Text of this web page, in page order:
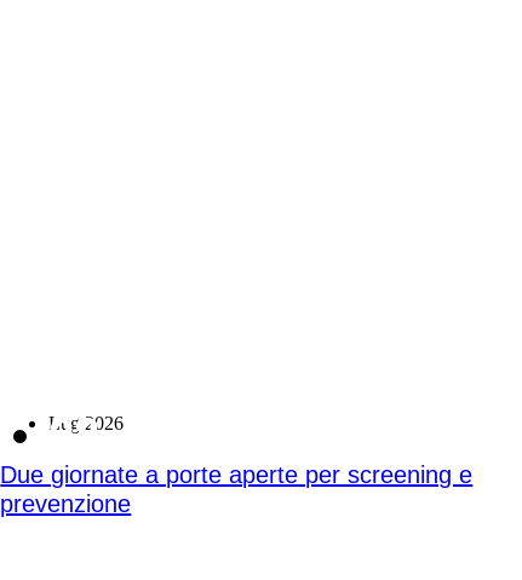
Lug 2026
08
Due giornate a porte aperte per screening e
prevenzione